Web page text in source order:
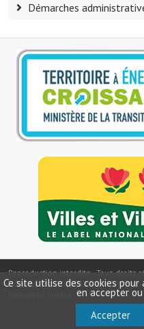
La société de pêche
Le sport au foyer rural
Les foulées Fressinoises
Fêtes et manifestations
Le calendrier annuel
TOURISME, PATRIMOINE
Fressin, ville d'histoire
L'église
Les panneaux du patrimoine
Georges Bernanos
Démarches
Reproduction interdite - Tous droits
Copyright ©2026 Mairie de Fressin
Ce site utilise des cookies pour
en accepter
Accepter